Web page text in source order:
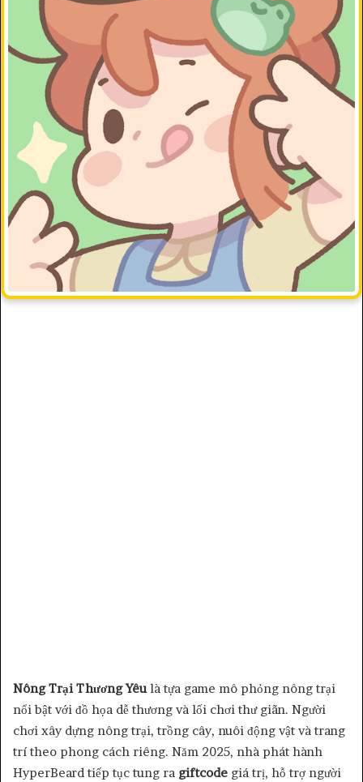
Nông Trại Thương Yêulà tựa game mô phỏng nông trại
nổi bật với đồ họa dễ thương và lối chơi thư giãn. Người
chơi xây dựng nông trại, trồng cây, nuôi động vật và trang
trí theo phong cách riêng. Năm 2025, nhà phát hành
HyperBeard tiếp tục tung ra giftcode giá trị, hỗ trợ người